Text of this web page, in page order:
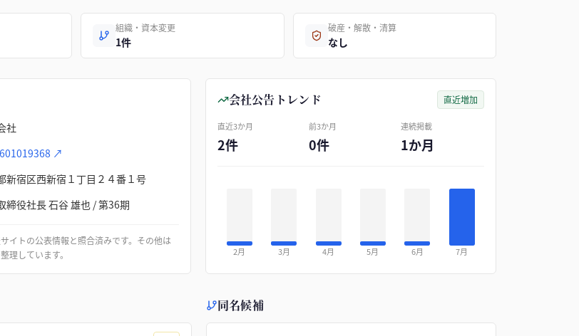
組織・資本変更
1件
破産・解散・清算
なし
社
↗
新宿区西新宿１丁目２４番１号
締役社長 石谷 雄也 / 第36期
イトの公表情報と照合済みです。その他は
理しています。
会社公告トレンド 直近増加
直近3か月
2件
前3か月
0件
連続掲載
1か月
2月 3月 4月 5月 6月 7月
同名候補